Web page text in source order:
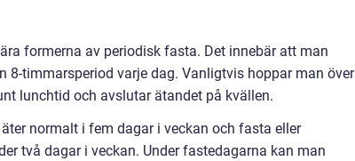
formerna av periodisk fasta. Det innebär att man
timmarsperiod varje dag. Vanligtvis hoppar man över
lunchtid och avslutar ätandet på kvällen.
normalt i fem dagar i veckan och fasta eller
två dagar i veckan. Under fastedagarna kan man